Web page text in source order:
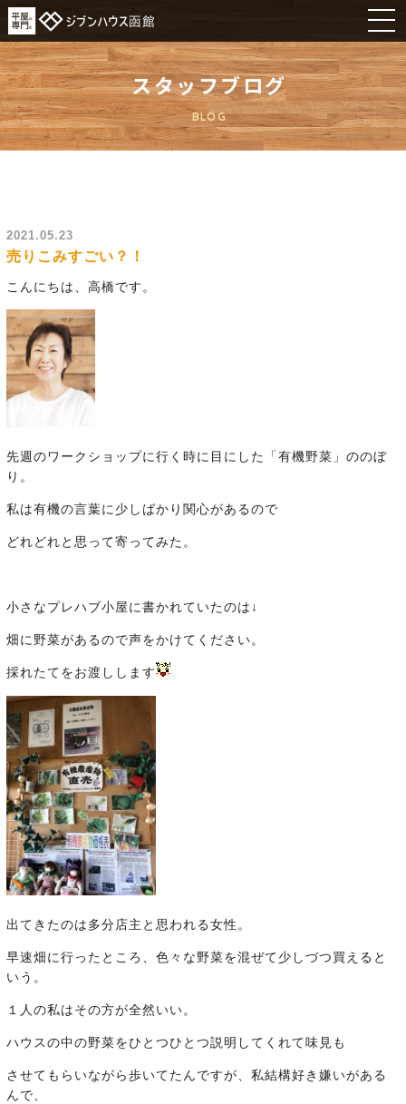
スタッフブログ
BLOG
2021.05.23
売りこみすごい？！
こんにちは、高橋です。
先週のワークショップに行く時に目にした「有機野菜」ののぼ
り。
私は有機の言葉に少しばかり関心があるので
どれどれと思って寄ってみた。
小さなプレハブ小屋に書かれていたのは↓
畑に野菜があるので声をかけてください。
採れたてをお渡しします
出てきたのは多分店主と思われる女性。
早速畑に行ったところ、色々な野菜を混ぜて少しづつ買えると
いう。
１人の私はその方が全然いい。
ハウスの中の野菜をひとつひとつ説明してくれて味見も
させてもらいながら歩いてたんですが、私結構好き嫌いがある
んで、